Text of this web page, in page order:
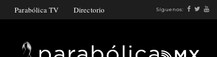
Parabólica TV Directorio Síguenos: